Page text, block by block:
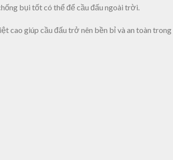
bụi tốt có thể để cầu đấu ngoài trời.
cao giúp cầu đấu trở nên bền bỉ và an toàn trong